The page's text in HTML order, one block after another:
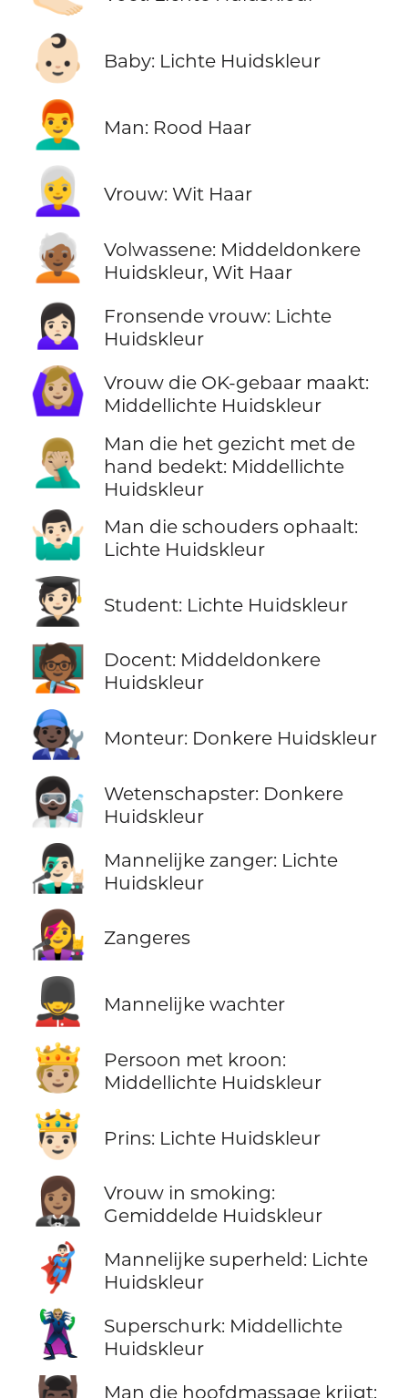
👶🏻 Baby: Lichte Huidskleur
👨‍🦰 Man: Rood Haar
👩‍🦳 Vrouw: Wit Haar
🧑🏾‍🦳
Volwassene: Middeldonkere
Huidskleur, Wit Haar
🙍🏻‍♀️
Fronsende vrouw: Lichte
Huidskleur
🙆🏼‍♀️
Vrouw die OK-gebaar maakt:
Middellichte Huidskleur
🤦🏼‍♂️
Man die het gezicht met de
hand bedekt: Middellichte
Huidskleur
🤷🏻‍♂️
Man die schouders ophaalt:
Lichte Huidskleur
🧑🏻‍🎓 Student: Lichte Huidskleur
🧑🏾‍🏫
Docent: Middeldonkere
Huidskleur
🧑🏿‍🔧 Monteur: Donkere Huidskleur
👩🏿‍🔬
Wetenschapster: Donkere
Huidskleur
👨🏻‍🎤
Mannelijke zanger: Lichte
Huidskleur
👩‍🎤 Zangeres
💂‍♂️ Mannelijke wachter
🫅🏼
Persoon met kroon:
Middellichte Huidskleur
🤴🏻 Prins: Lichte Huidskleur
🤵🏽‍♀️
Vrouw in smoking:
Gemiddelde Huidskleur
🦸🏻‍♂️
Mannelijke superheld: Lichte
Huidskleur
🦹🏼
Superschurk: Middellichte
Huidskleur
Man die hoofdmassage krijgt: